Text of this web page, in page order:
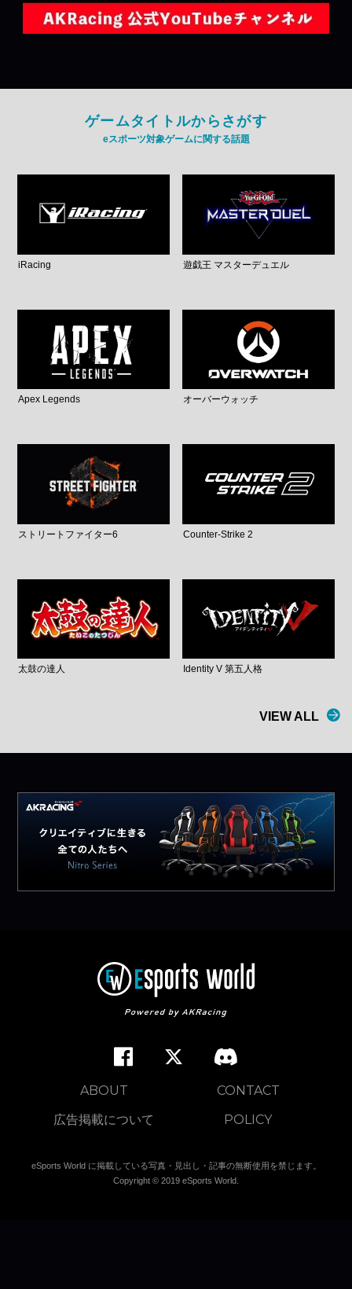
ゲームタイトルからさがす
eスポーツ対象ゲームに関する話題
iRacing 遊戯王 マスターデュエル
Apex Legends オーバーウォッチ
ストリートファイター6 Counter-Strike 2
太鼓の達人 Identity V 第五人格
VIEW ALL
ABOUT
CONTACT
広告掲載について
POLICY
eSports World に掲載している写真・見出し・記事の無断使用を禁じます。
Copyright © 2019 eSports World.